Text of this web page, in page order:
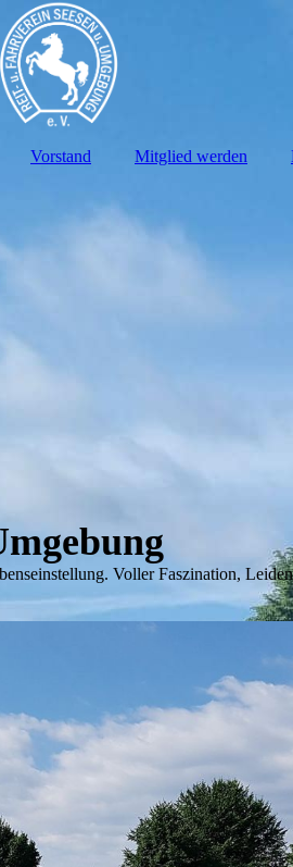
Vorstand Mitglied werden
Voller Faszination,